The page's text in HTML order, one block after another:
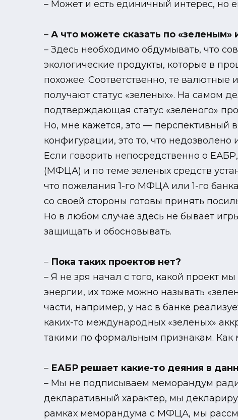
– Может и есть единичный интерес, но
– А что можете сказать по «зеленым»
– Здесь необходимо обдумывать, что
экологические продукты, которые в
похожее. Соответственно, те валютные
получают статус «зеленых». На самом
подтверждающая статус «зеленого»
Но, мне кажется, это — перспективный
конфигурации, это то, что недозволено
Если говорить непосредственно о
(МФЦА) и по теме зеленых средств
что пожелания 1-го МФЦА или 1-го
со своей стороны готовы принять
Но в любом случае здесь не бывает
защищать и обосновывать.
– Пока таких проектов нет?
– Я не зря начал с того, какой проект
энергии, их тоже можно называть
части, например, у нас в банке
каких-то международных «зеленых»
такими по формальным признакам. Как
– ЕАБР решает какие-то деяния в
– Мы не подписываем меморандум
декларативный характер, мы
рамках меморандума с МФЦА, мы